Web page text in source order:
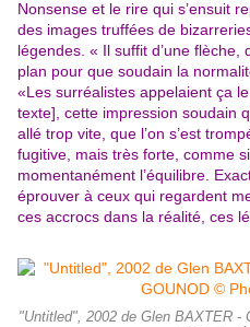
Nonsense et le rire qui s’ensuit
des images truffées de
légendes. « Il suffit d’une flèche,
plan pour que soudain la
«Les surréalistes appelaient ça
texte], cette impression soudain
allé trop vite, que l’on s’est
fugitive, mais très forte, comme
momentanément l’équilibre.
éprouver à ceux qui regardent
ces accrocs dans la réalité, ces
"Untitled", 2002 de Glen BAXTER -